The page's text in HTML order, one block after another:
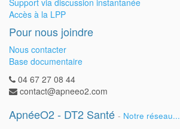
Support via discussion instantanée
Accès à la LPP
Pour nous joindre
Nous contacter
Base documentaire
04 67 27 08 44
contact@apneeo2.com
ApnéeO2 - DT2 Santé - Notre réseau...